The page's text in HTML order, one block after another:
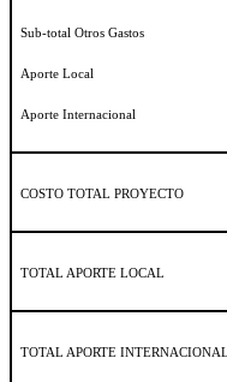
Sub-total Otros Gastos
Aporte Local
Aporte Internacional
COSTO TOTAL PROYECTO
TOTAL APORTE LOCAL
TOTAL APORTE INTERNACIONAL